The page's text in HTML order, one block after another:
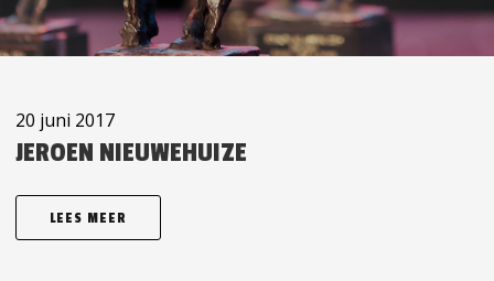
20 juni 2017
JEROEN NIEUWEHUIZE
LEES MEER